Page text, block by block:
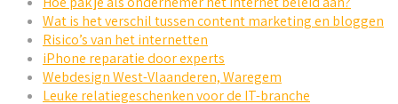
Wat is het verschil tussen content marketing en bloggen
Risico’s van het internetten
iPhone reparatie door experts
Webdesign West-Vlaanderen, Waregem
Leuke relatiegeschenken voor de IT-branche